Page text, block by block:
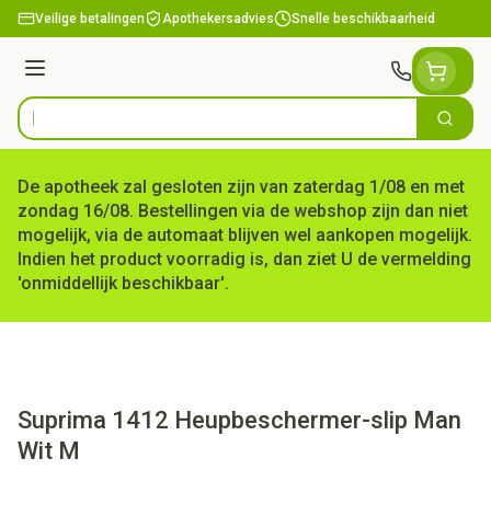
Ga naar de inhoud
Veilige betalingen Apothekersadvies Snelle beschikbaarheid
Menu
Product, merk, categorie... Zoek
De apotheek zal gesloten zijn van zaterdag 1/08 en met
zondag 16/08. Bestellingen via de webshop zijn dan niet
mogelijk, via de automaat blijven wel aankopen mogelijk.
Indien het product voorradig is, dan ziet U de vermelding
'onmiddellijk beschikbaar'.
Suprima 1412 Heupbeschermer-slip Man
Wit M